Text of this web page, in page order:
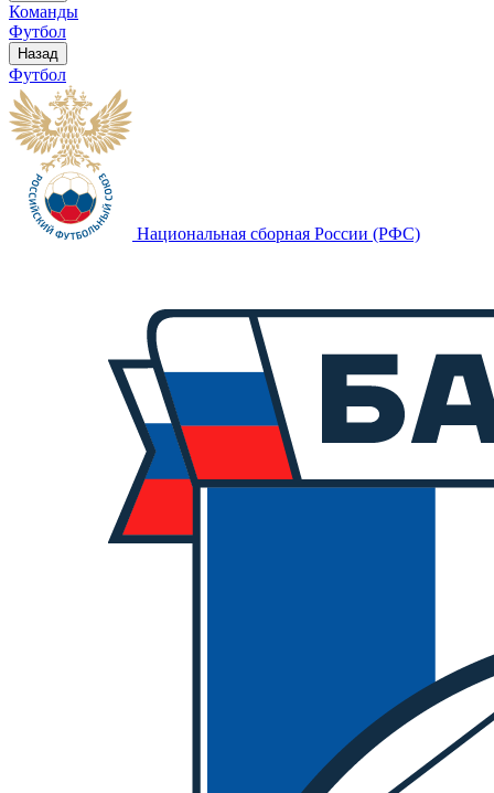
Команды
Футбол
Назад
Футбол
Национальная сборная России (РФС)